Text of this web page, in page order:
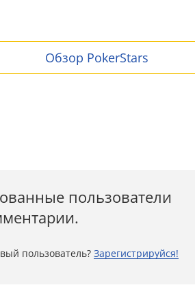
Обзор PokerStars
пользователи
пользователь? Зарегистрируйся!